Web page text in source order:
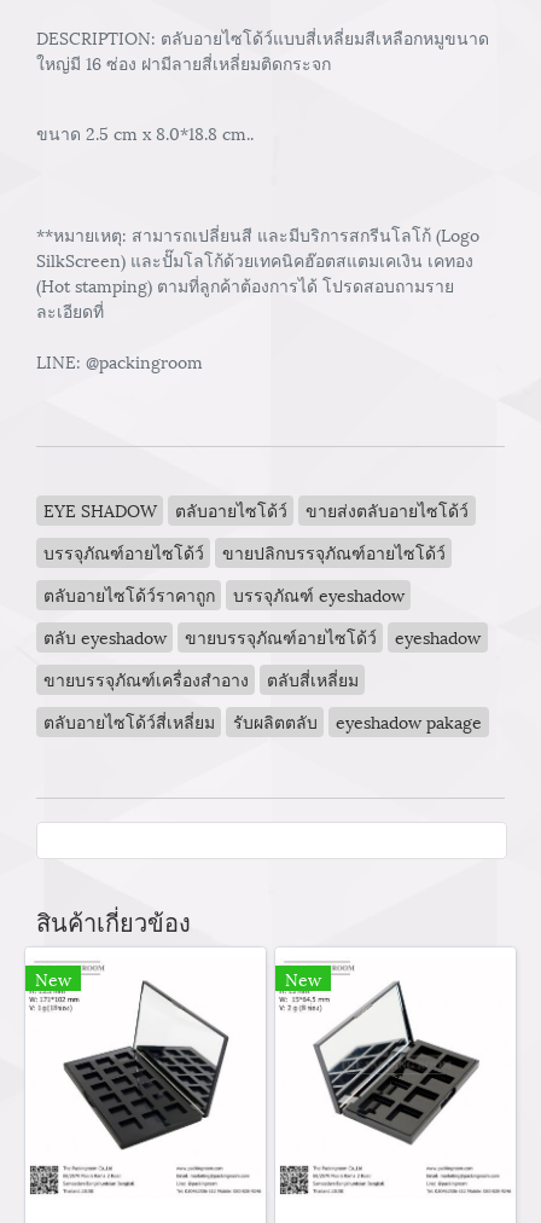
DESCRIPTION: ตลับอายไซโด้ว์แบบสี่เหลี่ยมสีเหลือกหมูขนาด
ใหญ่มี 16 ซ่อง ฝามีลายสี่เหลี่ยมติดกระจก
ขนาด 2.5 cm x 8.0*18.8 cm..
**หมายเหตุ: สามารถเปลี่ยนสี และมีบริการสกรีนโลโก้ (Logo
SilkScreen) และปั๊มโลโก้ด้วยเทคนิคฮ๊อตสแตมเคเงิน เคทอง
(Hot stamping) ตามที่ลูกค้าต้องการได้ โปรดสอบถามราย
ละเอียดที่
LINE: @packingroom
EYE SHADOW ตลับอายไซโด้ว์
ขายส่งตลับอายไซโด้ว์
บรรจุภัณฑ์อายไซโด้ว์
ขายปลิกบรรจุภัณฑ์อายไซโด้ว์
ตลับอายไซโด้ว์ราคาถูก
บรรจุภัณฑ์ eyeshadow
ตลับ eyeshadow
ขายบรรจุภัณฑ์อายไซโด้ว์
eyeshadow
ขายบรรจุภัณฑ์เครื่องสำอาง
ตลับสี่เหลี่ยม
ตลับอายไซโด้ว์สี่เหลี่ยม
รับผลิตตลับ eyeshadow pakage
สินค้าเกี่ยวข้อง
New New